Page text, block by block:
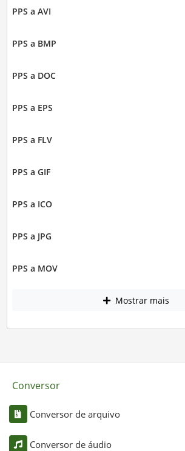
PPS a AVI
PPS a BMP
PPS a DOC
PPS a EPS
PPS a FLV
PPS a GIF
PPS a ICO
PPS a JPG
PPS a MOV
Mostrar mais
Conversor
Conversor de arquivo
Conversor de áudio